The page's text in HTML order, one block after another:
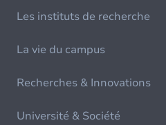
Les instituts de recherche
La vie du campus
Recherches & Innovations
Université & Société